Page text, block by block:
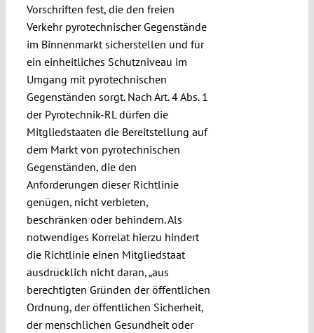
Vorschriften fest, die den freien
Verkehr pyrotechnischer Gegenstände
im Binnenmarkt sicherstellen und für
ein einheitliches Schutzniveau im
Umgang mit pyrotechnischen
Gegenständen sorgt. Nach Art. 4 Abs. 1
der Pyrotechnik-RL dürfen die
Mitgliedstaaten die Bereitstellung auf
dem Markt von pyrotechnischen
Gegenständen, die den
Anforderungen dieser Richtlinie
genügen, nicht verbieten,
beschränken oder behindern. Als
notwendiges Korrelat hierzu hindert
die Richtlinie einen Mitgliedstaat
ausdrücklich nicht daran, „aus
berechtigten Gründen der öffentlichen
Ordnung, der öffentlichen Sicherheit,
der menschlichen Gesundheit oder